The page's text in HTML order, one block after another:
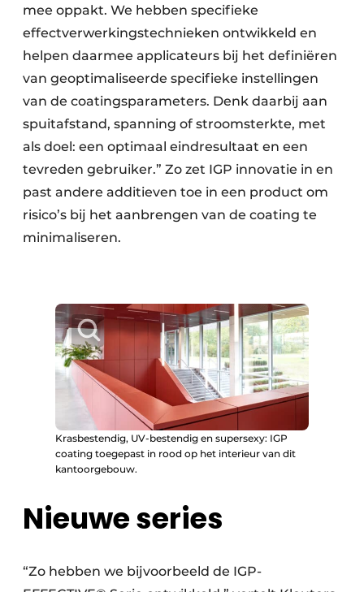
mee oppakt. We hebben specifieke
effectverwerkingstechnieken ontwikkeld en
helpen daarmee applicateurs bij het definiëren
van geoptimaliseerde specifieke instellingen
van de coatingsparameters. Denk daarbij aan
spuitafstand, spanning of stroomsterkte, met
als doel: een optimaal eindresultaat en een
tevreden gebruiker.” Zo zet IGP innovatie in en
past andere additieven toe in een product om
risico’s bij het aanbrengen van de coating te
minimaliseren.
Krasbestendig, UV-bestendig en supersexy: IGP
coating toegepast in rood op het interieur van dit
kantoorgebouw.
Nieuwe series
“Zo hebben we bijvoorbeeld de IGP-